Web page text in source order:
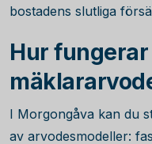
bostadens slutliga
Hur
I Morgongåva kan du
av arvodesmodeller: